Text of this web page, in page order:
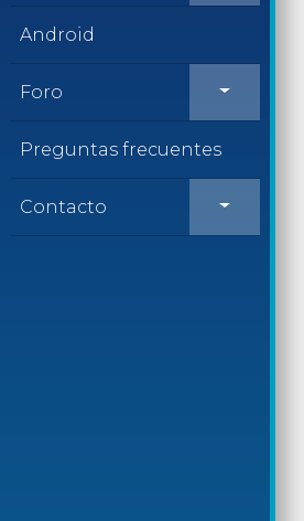
Android
Foro
Preguntas frecuentes
Contacto